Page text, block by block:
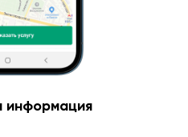
информация